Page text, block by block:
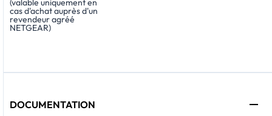
(valable uniquement en
cas d'achat auprès d'un
revendeur agréé
NETGEAR)
DOCUMENTATION